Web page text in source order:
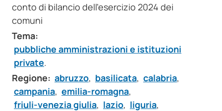
conto di bilancio dell'esercizio 2024 dei
comuni
Tema:
pubbliche amministrazioni e istituzioni
private.
Regione: abruzzo, basilicata, calabria,
campania, emilia-romagna,
friuli-venezia giulia, lazio, liguria,